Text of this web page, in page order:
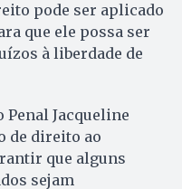
pode ser aplicado
que ele possa ser
à liberdade de
Jacqueline
de direito ao
que alguns
sejam